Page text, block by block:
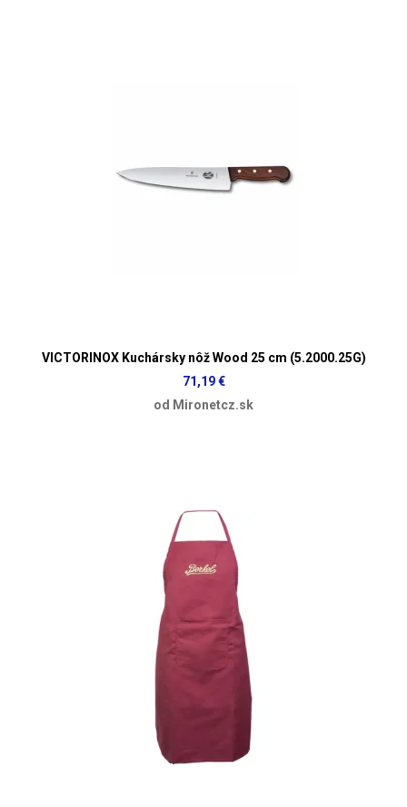
VICTORINOX Kuchársky nôž Wood 25 cm (5.2000.25G)
71,19 €
od Mironetcz.sk